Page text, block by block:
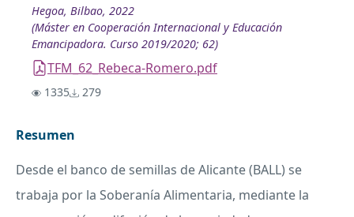
Hegoa, Bilbao, 2022
(Máster en Cooperación Internacional y Educación
Emancipadora. Curso 2019/2020; 62)
TFM_62_Rebeca-Romero.pdf
1335 279
Resumen
Desde el banco de semillas de Alicante (BALL) se
trabaja por la Soberanía Alimentaria, mediante la